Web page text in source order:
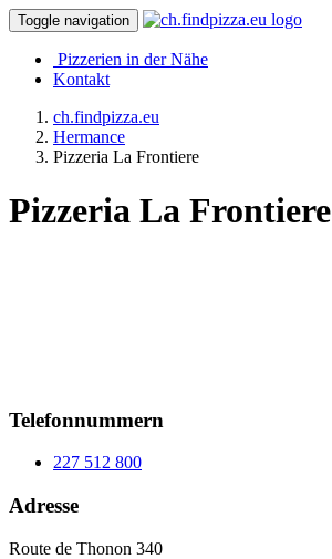
Toggle navigation
Pizzerien in der Nähe
Kontakt
ch.findpizza.eu
Hermance
Pizzeria La Frontiere
Pizzeria La Frontiere
Telefonnummern
227 512 800
Adresse
Route de Thonon 340